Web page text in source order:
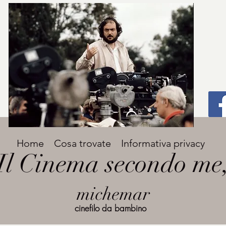
Titolo
grande
Avenir Light una delle font preferite dai
designer. Facile da leggere, viene
utilizzata per titoli e paragrafi.
Cinema secondo
michemar
Home Cosa trovate Informativa privacy
cinefilo da bambino